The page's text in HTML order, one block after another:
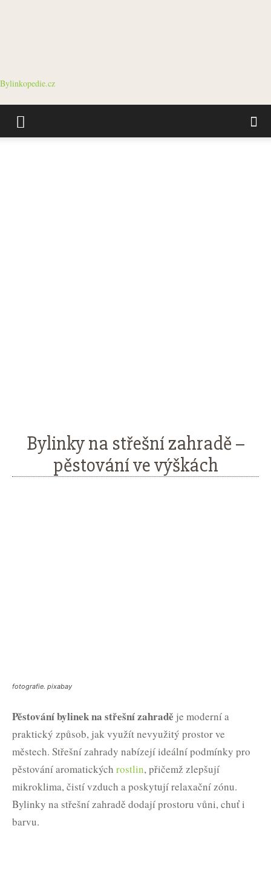
Bylinkopedie.cz
Bylinky na střešní zahradě –
pěstování ve výškách
fotografie. pixabay
Pěstování bylinek na střešní zahradě je moderní a
praktický způsob, jak využít nevyužitý prostor ve
městech. Střešní zahrady nabízejí ideální podmínky pro
pěstování aromatických rostlin, přičemž zlepšují
mikroklima, čistí vzduch a poskytují relaxační zónu.
Bylinky na střešní zahradě dodají prostoru vůni, chuť i
barvu.